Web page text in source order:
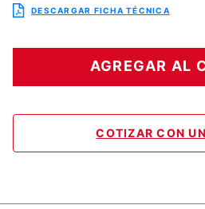
DESCARGAR FICHA TÉCNICA
AGREGAR AL
COTIZAR CON